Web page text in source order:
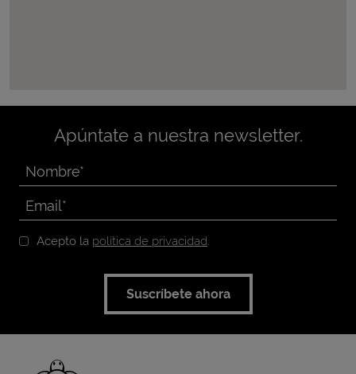
Apúntate a nuestra newsletter.
Acepto la política de privacidad.
Suscríbete ahora